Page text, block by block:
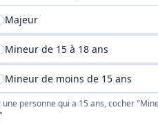
Majeur
Mineur de 15 à 18 ans
Mineur de moins de 15 ans
une personne qui a 15 ans, cocher